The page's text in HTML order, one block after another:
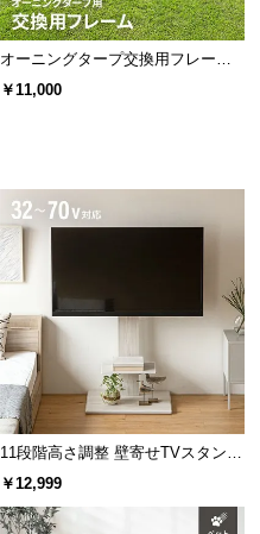
オーニングタープ交換用フレーム 3
m
￥11,000
11段階高さ調整 壁寄せTVスタンド
キャスター付き 上下左右角度調節
￥12,999